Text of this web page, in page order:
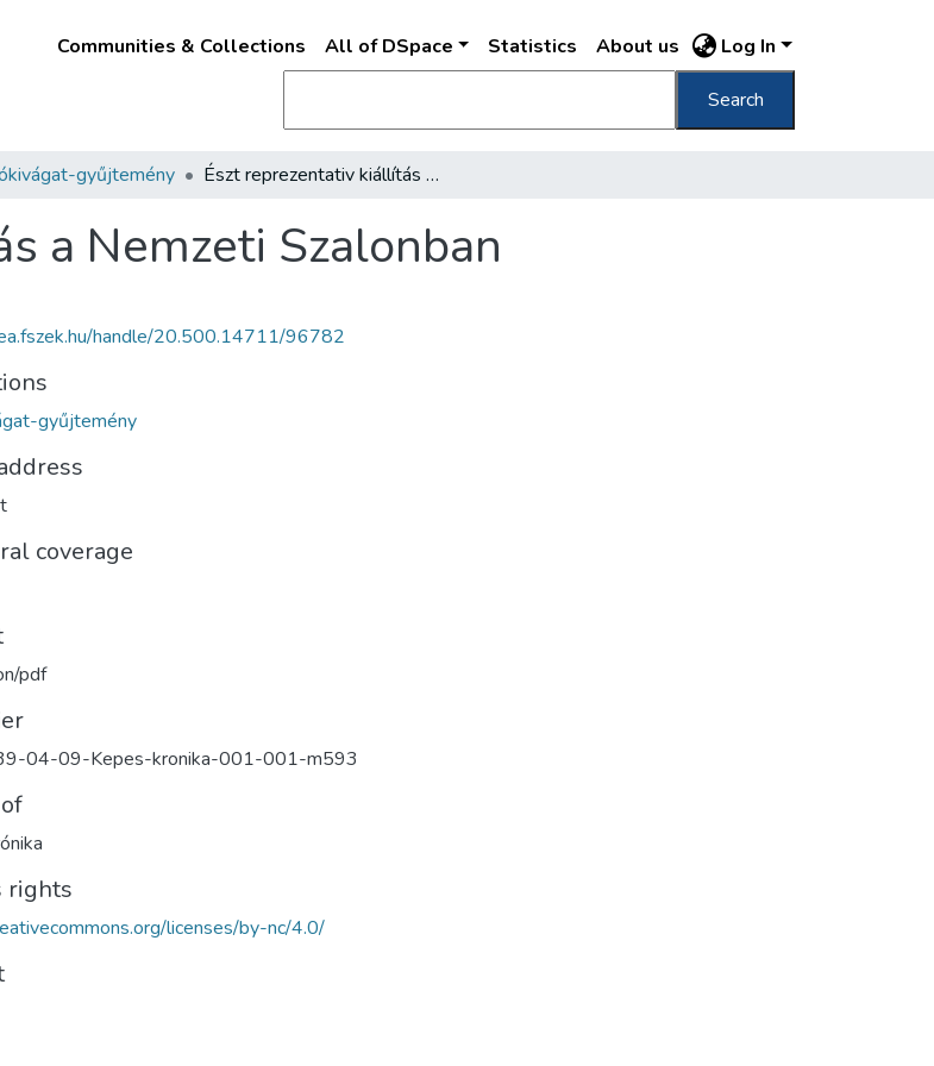
Communities & Collections All of DSpace Statistics About us Log In
Search
gyűjtemény Észt reprezentativ kiállítás a Nemzeti Szalonban
a Nemzeti Szalonban
handle/20.500.14711/96782
gyűjtemény
coverage
pdf
04-09-Kepes-kronika-001-001-m593
rights
licenses/by-nc/4.0/